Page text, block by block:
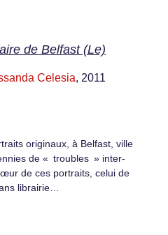
de Belfast (Le)
Celesia, 2011
originaux, à Belfast, ville
de « troubles » inter-
de ces portraits, celui de
librairie…